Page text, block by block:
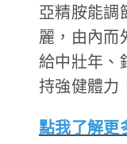
亞精胺能調
麗，由內而
給中壯年、
持強健體力
點我了解更